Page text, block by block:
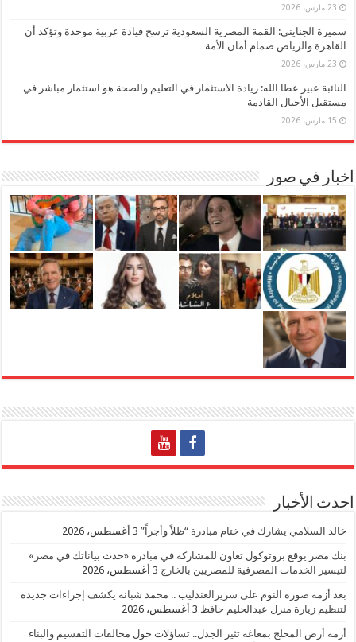
23 مارس، 2026
سميرة الجنايني: القمة المصرية السعودية ترسخ قيادة عربية موحدة وتؤكد أن
القاهرة والرياض صمام أمان الأمة
23 مارس، 2026
النائبة عبير عطا الله: زيادة الاستثمار في التعليم والصحة هو استثمار مباشر في
مستقبل الأجيال القادمة
15 مارس، 2026
اخبار في صور
احدث الأخبار
خالد السلامي يشارك في ختام مبادرة “ظلاً وأجراً” 3 أغسطس، 2026
بنك مصر يوقع بروتوكول تعاون للمشاركة في مبادرة «حدث بياناتك في مصر»
لتيسير الخدمات المصرفية للمصريين بالخارج 3 أغسطس، 2026
بعد أزمة صورة النوم على سريرالعندليب .. محمد شبانة يكشف إجراءات جديدة
لتنظيم زيارة منزل عبدالحليم حافظ 3 أغسطس، 2026
أزمة أرض المحلج بمغاغة تثير الجدل.. تساؤلات حول مخالفات التقسيم والبناء